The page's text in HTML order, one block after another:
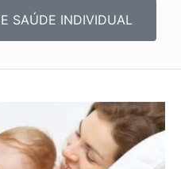
SAÚDE INDIVIDUAL